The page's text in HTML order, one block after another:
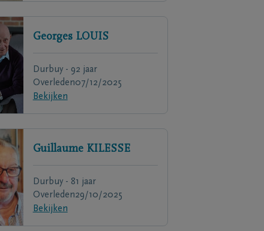
Georges LOUIS
Durbuy - 92 jaar
Overleden07/12/2025
Bekijken
Guillaume KILESSE
Durbuy - 81 jaar
Overleden29/10/2025
Bekijken